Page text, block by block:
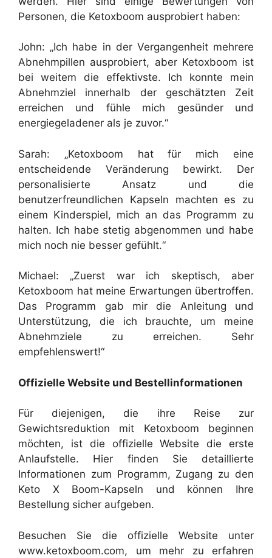
Personen, die Ketoxboom ausprobiert haben:
John: „Ich habe in der Vergangenheit mehrere
Abnehmpillen ausprobiert, aber Ketoxboom ist
bei weitem die effektivste. Ich konnte mein
Abnehmziel innerhalb der geschätzten Zeit
erreichen und fühle mich gesünder und
energiegeladener als je zuvor.“
Sarah: „Ketoxboom hat für mich eine
entscheidende Veränderung bewirkt. Der
personalisierte Ansatz und die
benutzerfreundlichen Kapseln machten es zu
einem Kinderspiel, mich an das Programm zu
halten. Ich habe stetig abgenommen und habe
mich noch nie besser gefühlt.“
Michael: „Zuerst war ich skeptisch, aber
Ketoxboom hat meine Erwartungen übertroffen.
Das Programm gab mir die Anleitung und
Unterstützung, die ich brauchte, um meine
Abnehmziele zu erreichen. Sehr
empfehlenswert!“
Offizielle Website und Bestellinformationen
Für diejenigen, die ihre Reise zur
Gewichtsreduktion mit Ketoxboom beginnen
möchten, ist die offizielle Website die erste
Anlaufstelle. Hier finden Sie detaillierte
Informationen zum Programm, Zugang zu den
Keto X Boom-Kapseln und können Ihre
Bestellung sicher aufgeben.
Besuchen Sie die offizielle Website unter
www.ketoxboom.com, um mehr zu erfahren